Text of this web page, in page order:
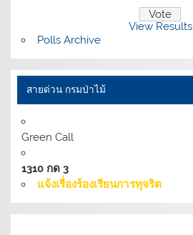
View Results
Polls Archive
สายด่วน กรมป่าไม้
Green Call
1310 กด 3
แจ้งเรื่องร้องเรียนการทุจริต